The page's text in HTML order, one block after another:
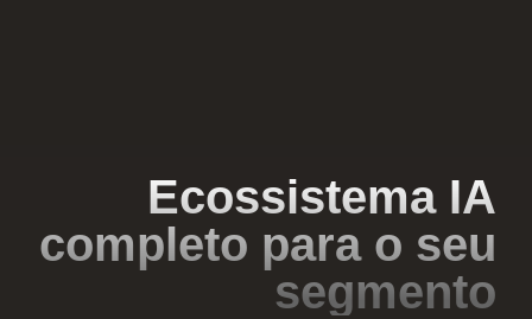
Ecossistema IA
completo para o seu
segmento